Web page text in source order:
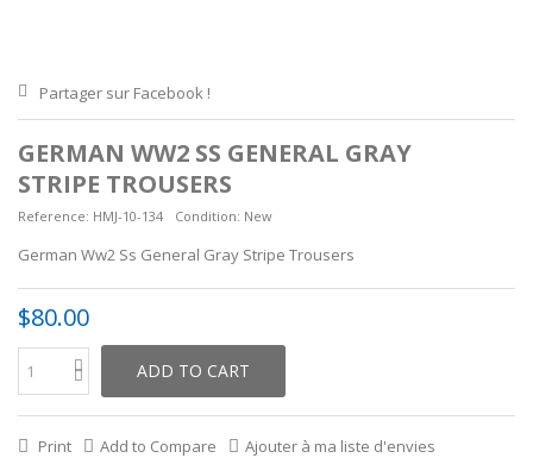
Partager sur Facebook !
GERMAN WW2 SS GENERAL GRAY
STRIPE TROUSERS
Reference: HMJ-10-134 Condition: New
German Ww2 Ss General Gray Stripe Trousers
$80.00
ADD TO CART
Print Add to Compare
Ajouter à ma liste d'envies